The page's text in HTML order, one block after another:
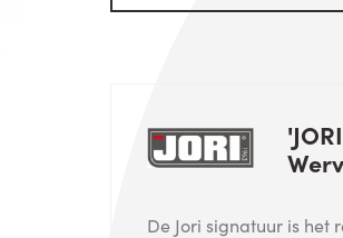
De Jori signatuur is het